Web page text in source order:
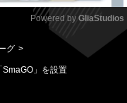
Mute
Powered by GliaStudios
グ
SmaGO」を設置